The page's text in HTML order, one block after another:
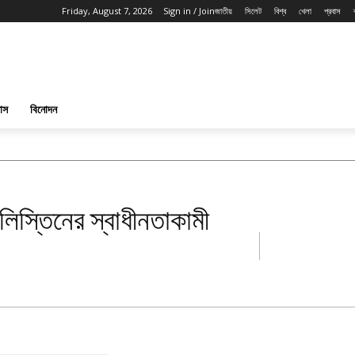
Friday, August 7, 2026 Sign in / Joinজাতীয় সিলেট বিশ্ব খেলা প্রবাস
বিনোদন
স্বাধীনতাকামী